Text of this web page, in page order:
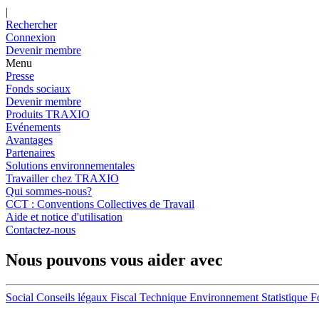
|
Rechercher
Connexion
Devenir membre
Menu
Presse
Fonds sociaux
Devenir membre
Produits TRAXIO
Evénements
Avantages
Partenaires
Solutions environnementales
Travailler chez TRAXIO
Qui sommes-nous?
CCT : Conventions Collectives de Travail
Aide et notice d'utilisation
Contactez-nous
Nous pouvons vous aider avec
Social Conseils légaux Fiscal Technique Environnement Statistique